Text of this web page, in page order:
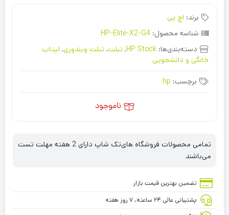
برند: اچ پی
شناسه محصول: HP-Elite-X2-G4
دسته‌بندی‌ها: HP Stock
, تبلت, تبلت ویندوزی, لپتاپ
خانگی و دانشجویی
برچسب: hp
ناموجود
تمامی محصولات فروشگاه های‌تک شاپ دارای 2 هفته مهلت تست
می‌باشند
تضمین بهترین قیمت بازار
پشتیبانی عالی ۲۴ ساعته، ۷ روز هفته